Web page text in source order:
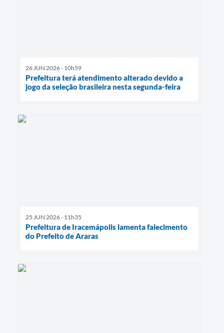
26 JUN 2026 - 10h59
Prefeitura terá atendimento alterado devido a
jogo da seleção brasileira nesta segunda-feira
25 JUN 2026 - 11h35
Prefeitura de Iracemápolis lamenta falecimento
do Prefeito de Araras